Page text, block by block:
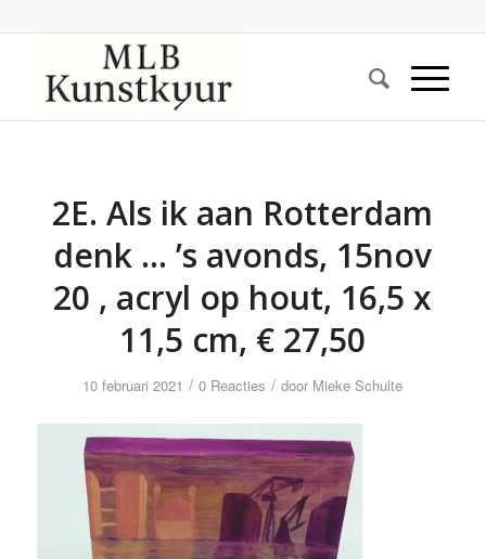
2E. Als ik aan Rotterdam
denk … ’s avonds, 15nov
20 , acryl op hout, 16,5 x
11,5 cm, € 27,50
10 februari 2021 / 0 Reacties / door Mieke Schulte